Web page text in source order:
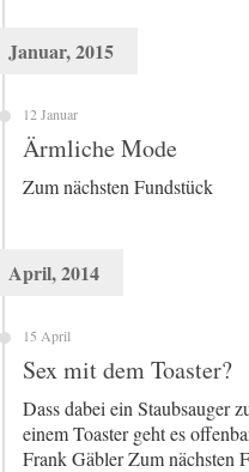
Januar, 2015
12 Januar
Ärmliche Mode
Zum nächsten Fundstück
April, 2014
15 April
Sex mit dem Toaster?
Dass dabei ein Staubsauger
einem Toaster geht es
Frank Gäbler Zum nächsten